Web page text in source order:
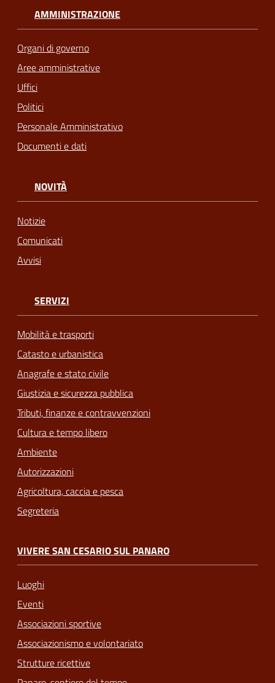
AMMINISTRAZIONE
Organi di governo
Aree amministrative
Uffici
Politici
Personale Amministrativo
Documenti e dati
NOVITÀ
Notizie
Comunicati
Avvisi
SERVIZI
Mobilità e trasporti
Catasto e urbanistica
Anagrafe e stato civile
Giustizia e sicurezza pubblica
Tributi, finanze e contravvenzioni
Cultura e tempo libero
Ambiente
Autorizzazioni
Agricoltura, caccia e pesca
Segreteria
VIVERE SAN CESARIO SUL PANARO
Luoghi
Eventi
Associazioni sportive
Associazionismo e volontariato
Strutture ricettive